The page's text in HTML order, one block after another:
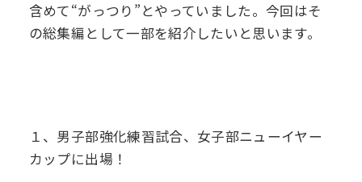
含めて“がっつり”とやっていました。今回はそ
の総集編として一部を紹介したいと思います。
１、男子部強化練習試合、女子部ニューイヤー
カップに出場！